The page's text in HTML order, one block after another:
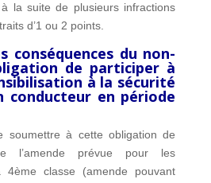
la suite de plusieurs infractions
d’1 ou 2 points.
conséquences du non-
de participer à
à la sécurité
conducteur en période
à cette obligation de
l’amende prévue pour les
4ème classe (amende pouvant